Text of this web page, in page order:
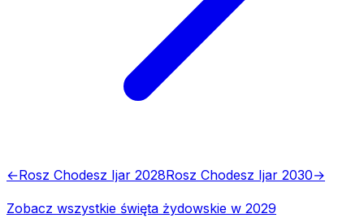
←Rosz Chodesz Ijar 2028Rosz Chodesz Ijar 2030→
Zobacz wszystkie święta żydowskie w 2029